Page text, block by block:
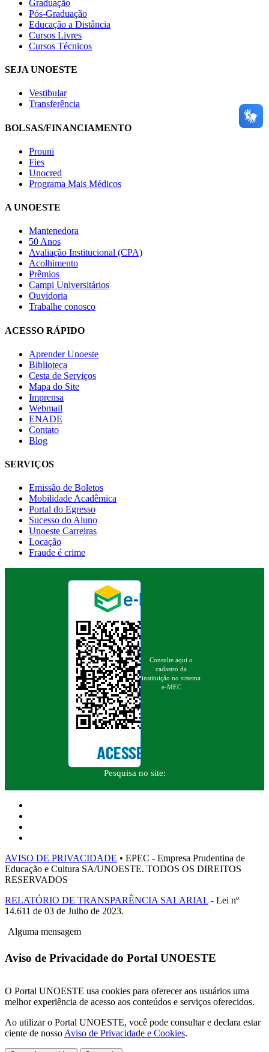
Graduação
Pós-Graduação
Educação a Distância
Cursos Livres
Cursos Técnicos
SEJA UNOESTE
Vestibular
Transferência
BOLSAS/FINANCIAMENTO
Prouni
Fies
Unocred
Programa Mais Médicos
A UNOESTE
Mantenedora
50 Anos
Avaliação Institucional (CPA)
Acolhimento
Prêmios
Campi Universitários
Ouvidoria
Trabalhe conosco
ACESSO RÁPIDO
Aprender Unoeste
Biblioteca
Cesta de Serviços
Mapa do Site
Imprensa
Webmail
ENADE
Contato
Blog
SERVIÇOS
Emissão de Boletos
Mobilidade Acadêmica
Portal do Egresso
Sucesso do Aluno
Unoeste Carreiras
Locação
Fraude é crime
Consulte aqui o
cadastro da
instituição no sistema
e-MEC
Pesquisa no site:
AVISO DE PRIVACIDADE • EPEC - Empresa Prudentina de
Educação e Cultura SA/UNOESTE. TODOS OS DIREITOS
RESERVADOS
RELATÓRIO DE TRANSPARÊNCIA SALARIAL - Lei nº
14.611 de 03 de Julho de 2023.
Alguma mensagem
Aviso de Privacidade do Portal UNOESTE
O Portal UNOESTE usa cookies para oferecer aos usuários uma
melhor experiência de acesso aos conteúdos e serviços oferecidos.
Ao utilizar o Portal UNOESTE, você pode consultar e declara estar
ciente de nosso Aviso de Privacidade e Cookies.